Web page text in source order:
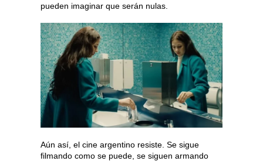
pueden imaginar que serán nulas.
Aún así, el cine argentino resiste. Se sigue
filmando como se puede, se siguen armando